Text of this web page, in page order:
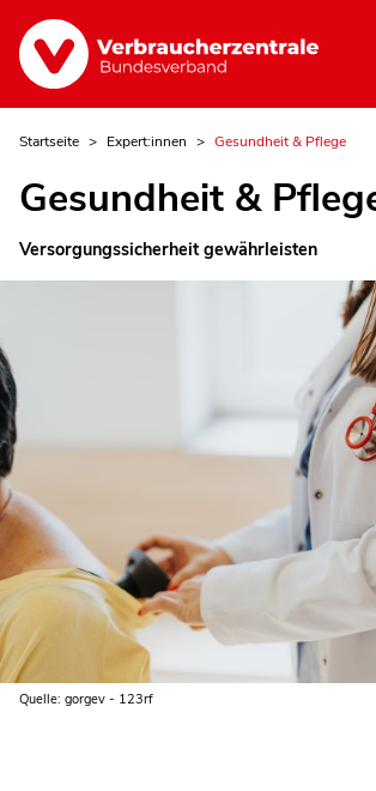
Startseite Expert:innen Gesundheit & Pflege
Gesundheit &
Versorgungssicherheit gewährleisten
Quelle: gorgev - 123rf